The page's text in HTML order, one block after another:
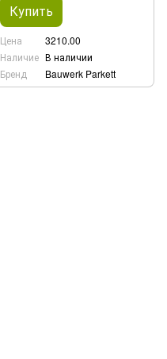
Купить
Цена
3210.00
Наличие В наличии
Бренд
Bauwerk Parkett